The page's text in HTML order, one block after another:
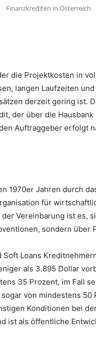
Finanzkrediten in Österreich.
die Projektkosten in
langen Laufzeiten
derzeit gering ist.
der über die
Auftraggeber erfolgt
1970er Jahren durch
für
Vereinbarung ist es,
sondern über
Soft Loans
als 3.895 Dollar
35 Prozent, im Fall
von mindestens
Konditionen bei
ist als öffentliche